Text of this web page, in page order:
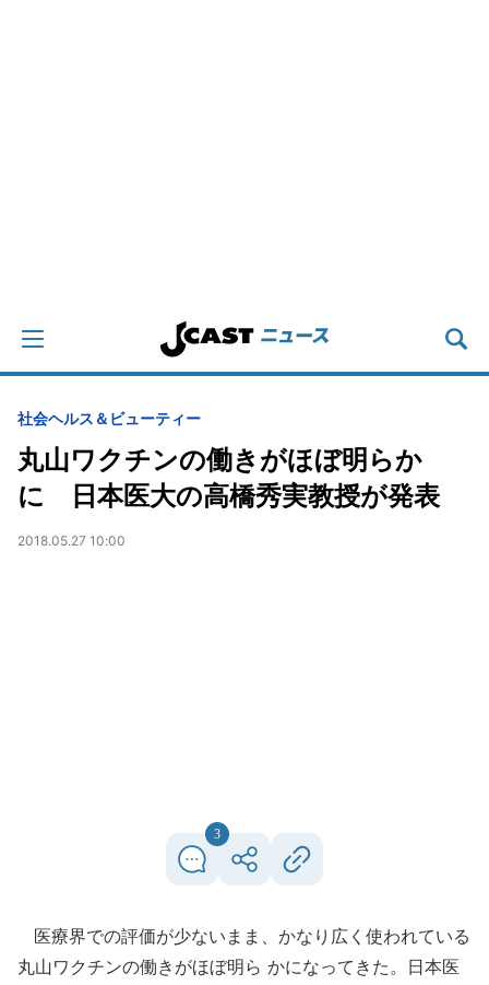
社会ヘルス＆ビューティー
丸山ワクチンの働きがほぼ明らか
に 日本医大の高橋秀実教授が発表
2018.05.27 10:00
3
医療界での評価が少ないまま、かなり広く使われている
丸山ワクチンの働きがほぼ明ら かになってきた。日本医